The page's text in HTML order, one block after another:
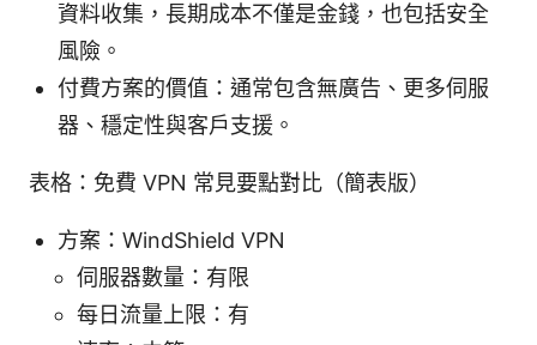
資料收集，長期成本不僅是金錢，也包括安全
風險。
付費方案的價值：通常包含無廣告、更多伺服
器、穩定性與客戶支援。
表格：免費 VPN 常見要點對比（簡表版）
方案：WindShield VPN
伺服器數量：有限
每日流量上限：有